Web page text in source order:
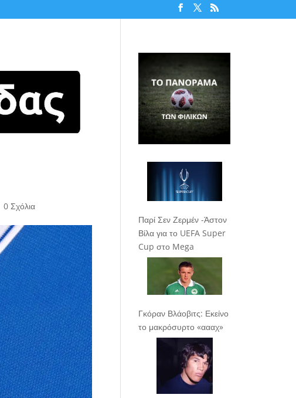
0 Σχόλια
Παρί Σεν Ζερμέν -Άστον
Βίλα για το UEFA Super
Cup στο Mega
Γκόραν Βλάοβιτς: Εκείνο
το μακρόσυρτο «αααχ»